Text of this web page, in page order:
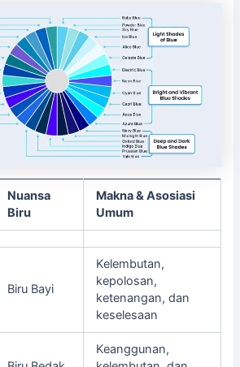
Nuansa
Biru
Makna & Asosiasi
Umum
Biru Bayi
Kelembutan,
kepolosan,
ketenangan, dan
keselesaan
Keanggunan,